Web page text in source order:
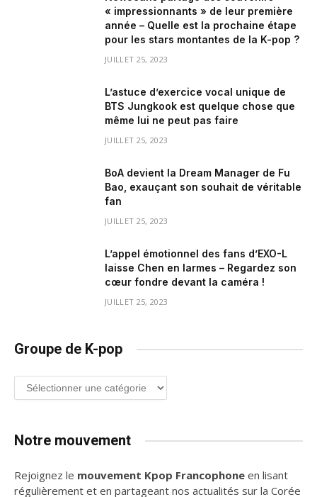
« impressionnants » de leur première
année – Quelle est la prochaine étape
pour les stars montantes de la K-pop ?
JUILLET 25, 2023
L’astuce d’exercice vocal unique de
BTS Jungkook est quelque chose que
même lui ne peut pas faire
JUILLET 25, 2023
BoA devient la Dream Manager de Fu
Bao, exauçant son souhait de véritable
fan
JUILLET 25, 2023
L’appel émotionnel des fans d’EXO-L
laisse Chen en larmes – Regardez son
cœur fondre devant la caméra !
JUILLET 25, 2023
Groupe de K-pop
Groupe
de
Notre mouvement
Rejoignez le mouvement Kpop Francophone en lisant
régulièrement et en partageant nos actualités sur la Corée